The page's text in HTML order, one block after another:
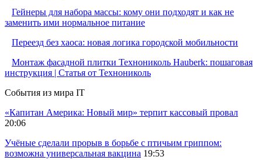
Гейнеры для набора массы: кому они подходят и как не
заменить ими нормальное питание
Переезд без хаоса: новая логика городской мобильности
Монтаж фасадной плитки Технониколь Hauberk: пошаговая
инструкция | Статья от Технониколь
События из мира IT
«Капитан Америка: Новый мир» терпит кассовый провал
20:06
Учёные сделали прорыв в борьбе с птичьим гриппом:
возможна универсальная вакцина 19:53